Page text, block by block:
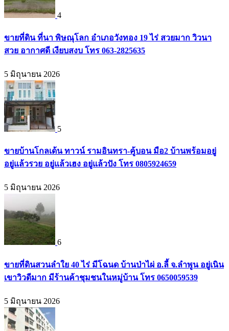
4
ขายที่ดิน ที่นา พิษณุโลก อำเภอวังทอง 19 ไร่ สวยมาก วิวนา
สวย อากาศดี เงียบสงบ โทร 063-2825635
5 มิถุนายน 2026
5
ขายบ้านโกลเด้น ทาวน์ รามอินทรา-คู้บอน มือ2 บ้านพร้อมอยู่
อยู่แล้วรวย อยู่แล้วเฮง อยู่แล้วปัง โทร 0805924659
5 มิถุนายน 2026
6
ขายที่ดินสวนลำใย 40 ไร่ มีโฉนด บ้านป่าไผ่ อ.ลี้ จ.ลำพูน อยู่เนิน
เขาวิวดีมาก มีร้านค้าชุมชนในหมู่บ้าน โทร 0650059539
5 มิถุนายน 2026